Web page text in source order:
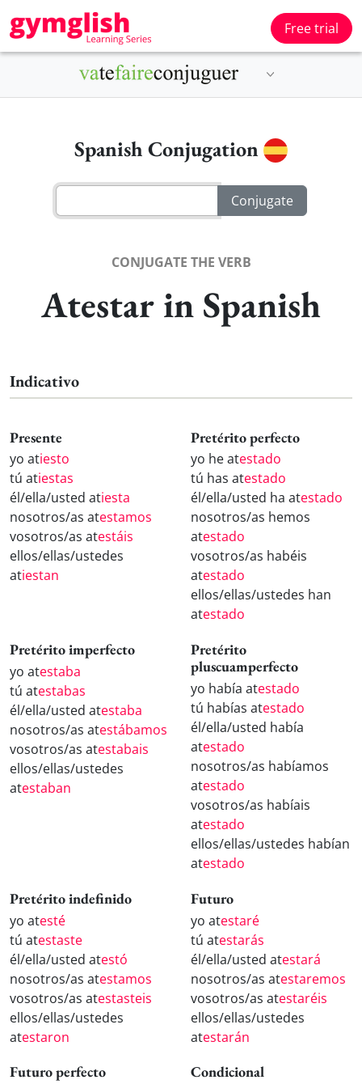
Free trial
Spanish Conjugation
CONJUGATE THE VERB
Atestar in Spanish
Indicativo
Presente
yo atiesto
tú atiestas
él/ella/usted atiesta
nosotros/as atestamos
vosotros/as atestáis
ellos/ellas/ustedes
atiestan
Pretérito perfecto
yo he atestado
tú has atestado
él/ella/usted ha atestado
nosotros/as hemos
atestado
vosotros/as habéis
atestado
ellos/ellas/ustedes han
atestado
Pretérito imperfecto
yo atestaba
tú atestabas
él/ella/usted atestaba
nosotros/as atestábamos
vosotros/as atestabais
ellos/ellas/ustedes
atestaban
Pretérito
pluscuamperfecto
yo había atestado
tú habías atestado
él/ella/usted había
atestado
nosotros/as habíamos
atestado
vosotros/as habíais
atestado
ellos/ellas/ustedes habían
atestado
Pretérito indefinido
yo atesté
tú atestaste
él/ella/usted atestó
nosotros/as atestamos
vosotros/as atestasteis
ellos/ellas/ustedes
atestaron
Futuro
yo atestaré
tú atestarás
él/ella/usted atestará
nosotros/as atestaremos
vosotros/as atestaréis
ellos/ellas/ustedes
atestarán
Futuro perfecto Condicional